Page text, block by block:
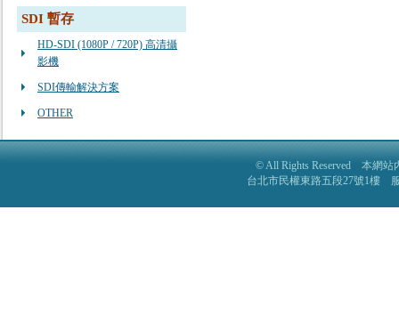
SDI 暫存
HD-SDI (1080P / 720P) 高清攝
影機
SDI傳輸解決方案
OTHER
© All Rights Reserved 本網站
台北市民權東路五段27號1樓